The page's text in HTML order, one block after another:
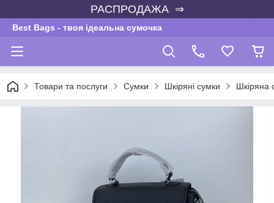
РАСПРОДАЖА ⇒
Best Bags - твоя ідеальна сумочка
Товари та послуги Сумки Шкіряні сумки Шкіряна